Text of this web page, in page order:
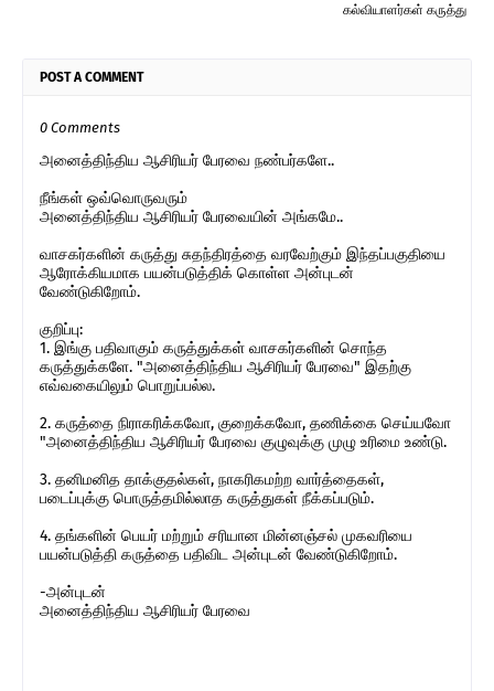
கல்வியாளர்கள் கருத்து
POST A COMMENT
0 Comments
அனைத்திந்திய ஆசிரியர் பேரவை நண்பர்களே..
நீங்கள் ஒவ்வொருவரும்
அனைத்திந்திய ஆசிரியர் பேரவையின் அங்கமே..
வாசகர்களின் கருத்து சுதந்திரத்தை வரவேற்கும் இந்தப்பகுதியை
ஆரோக்கியமாக பயன்படுத்திக் கொள்ள அன்புடன்
வேண்டுகிறோம்.
குறிப்பு:
1. இங்கு பதிவாகும் கருத்துக்கள் வாசகர்களின் சொந்த
கருத்துக்களே. "அனைத்திந்திய ஆசிரியர் பேரவை" இதற்கு
எவ்வகையிலும் பொறுப்பல்ல.
2. கருத்தை நிராகரிக்கவோ, குறைக்கவோ, தணிக்கை செய்யவோ
"அனைத்திந்திய ஆசிரியர் பேரவை குழுவுக்கு முழு உரிமை உண்டு.
3. தனிமனித தாக்குதல்கள், நாகரிகமற்ற வார்த்தைகள்,
படைப்புக்கு பொருத்தமில்லாத கருத்துகள் நீக்கப்படும்.
4. தங்களின் பெயர் மற்றும் சரியான மின்னஞ்சல் முகவரியை
பயன்படுத்தி கருத்தை பதிவிட அன்புடன் வேண்டுகிறோம்.
-அன்புடன்
அனைத்திந்திய ஆசிரியர் பேரவை